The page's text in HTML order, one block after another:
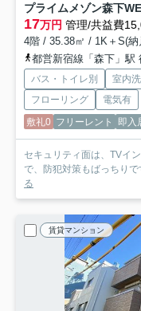
プライムメゾン森下
17万円 管理/共益費
4階 / 35.38㎡ / 1K＋S(
都営新宿線「森下」駅
バス・トイレ別 室内
フローリング
電気有
敷礼0 フリーレント 即入
セキュリティ面は、TVイ
で、防犯対策もばっちり
る
賃貸マンション